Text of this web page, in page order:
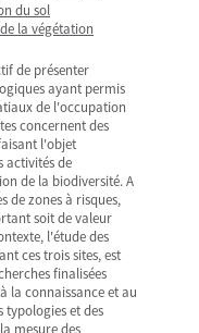
du sol
la végétation
de présenter
ayant permis
de l'occupation
concernent des
l'objet
activités de
de la biodiversité. A
de zones à risques,
soit de valeur
l'étude des
ces trois sites, est
finalisées
la connaissance et au
typologies et des
mesure des